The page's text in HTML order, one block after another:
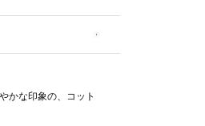
かな印象の、コット